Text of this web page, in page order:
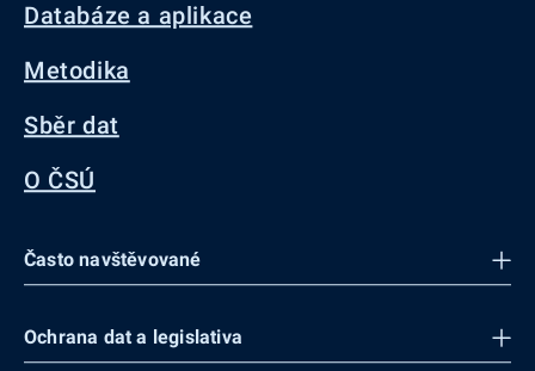
Databáze a aplikace
Metodika
Sběr dat
O ČSÚ
Často navštěvované
Ochrana dat a legislativa